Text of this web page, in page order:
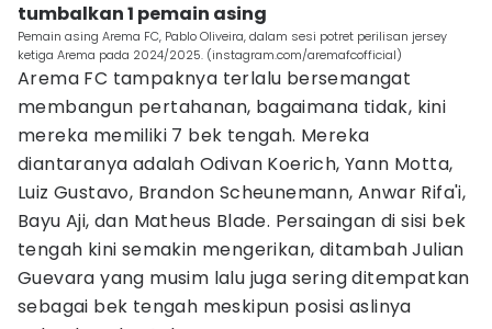
tumbalkan 1 pemain asing
Pemain asing Arema FC, Pablo Oliveira, dalam sesi potret perilisan jersey
ketiga Arema pada 2024/2025. (instagram.com/aremafcofficial)
Arema FC tampaknya terlalu bersemangat
membangun pertahanan, bagaimana tidak, kini
mereka memiliki 7 bek tengah. Mereka
diantaranya adalah Odivan Koerich, Yann Motta,
Luiz Gustavo, Brandon Scheunemann, Anwar Rifa'i,
Bayu Aji, dan Matheus Blade. Persaingan di sisi bek
tengah kini semakin mengerikan, ditambah Julian
Guevara yang musim lalu juga sering ditempatkan
sebagai bek tengah meskipun posisi aslinya